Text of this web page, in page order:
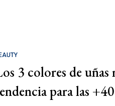
3 colores de uñas
para las +40